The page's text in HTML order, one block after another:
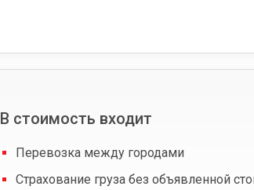
В стоимость входит
Перевозка между городами
Страхование груза без объявленной